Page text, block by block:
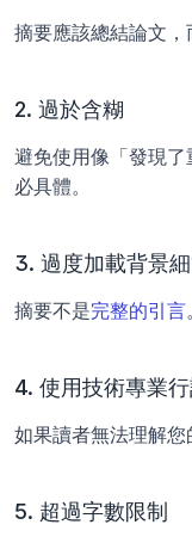
摘要應該總結論文，
2. 過於含糊
避免使用像「發現
必具體。
3. 過度加載背景
摘要不是完整的引言
4. 使用技術專業
如果讀者無法理解您
5. 超過字數限制